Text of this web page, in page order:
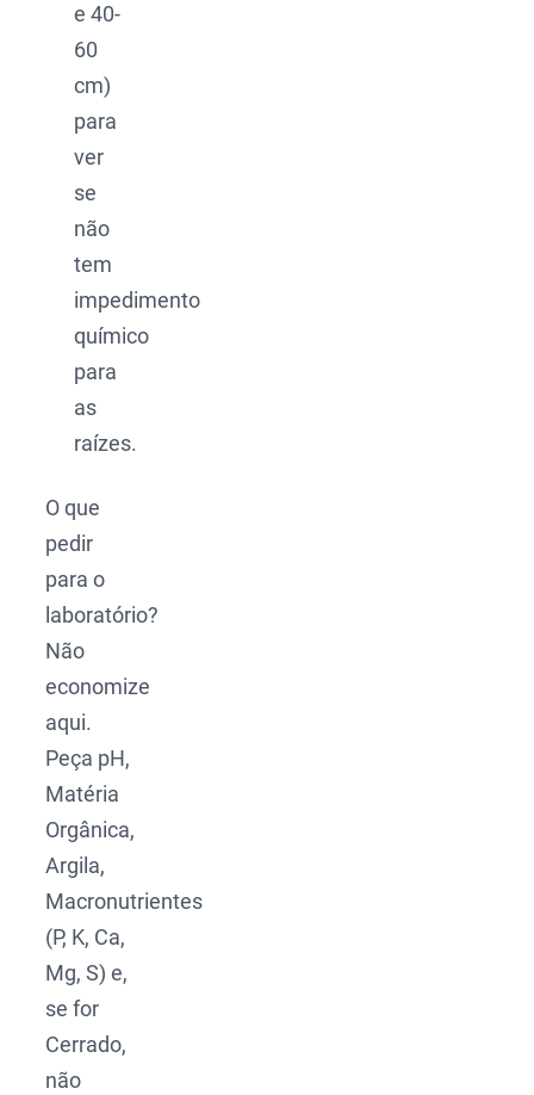
e 40-
60
cm)
para
ver
se
não
tem
impedimento
químico
para
as
raízes.
O que
pedir
para o
laboratório?
Não
economize
aqui.
Peça pH,
Matéria
Orgânica,
Argila,
Macronutrientes
(P, K, Ca,
Mg, S) e,
se for
Cerrado,
não